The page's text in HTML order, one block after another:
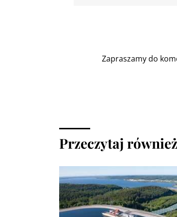
Zapraszamy do
Przeczytaj również